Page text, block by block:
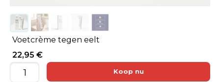
Voetcrème tegen eelt
22,95 €